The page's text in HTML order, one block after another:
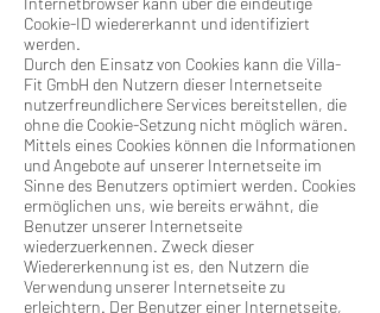
Cookie-ID wiedererkannt und identifiziert
werden.
Durch den Einsatz von Cookies kann die Villa-
Fit GmbH den Nutzern dieser Internetseite
nutzerfreundlichere Services bereitstellen, die
ohne die Cookie-Setzung nicht möglich wären.
Mittels eines Cookies können die Informationen
und Angebote auf unserer Internetseite im
Sinne des Benutzers optimiert werden. Cookies
ermöglichen uns, wie bereits erwähnt, die
Benutzer unserer Internetseite
wiederzuerkennen. Zweck dieser
Wiedererkennung ist es, den Nutzern die
Verwendung unserer Internetseite zu
erleichtern. Der Benutzer einer Internetseite,